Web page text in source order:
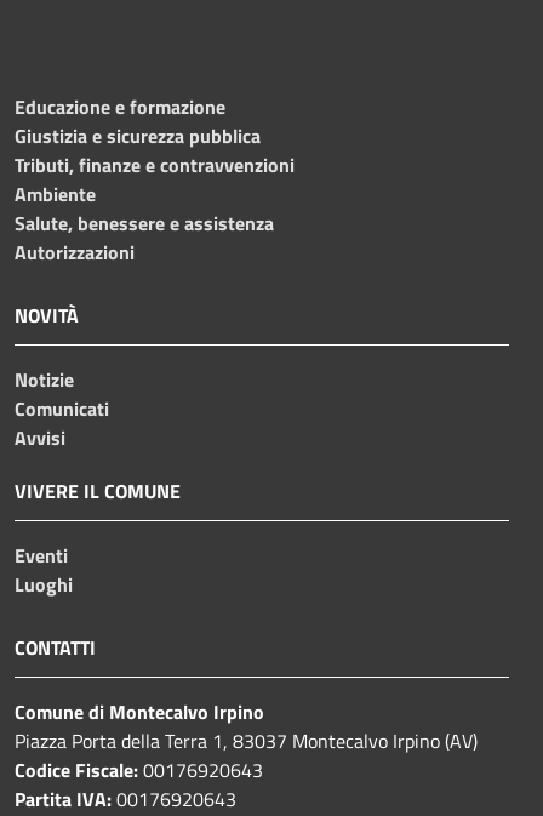
Educazione e formazione
Giustizia e sicurezza pubblica
Tributi, finanze e contravvenzioni
Ambiente
Salute, benessere e assistenza
Autorizzazioni
NOVITÀ
Notizie
Comunicati
Avvisi
VIVERE IL COMUNE
Eventi
Luoghi
CONTATTI
Comune di Montecalvo Irpino
Piazza Porta della Terra 1, 83037 Montecalvo Irpino (AV)
Codice Fiscale:00176920643
Partita IVA:00176920643